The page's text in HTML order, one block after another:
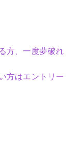
方、一度夢破れ
方はエントリー